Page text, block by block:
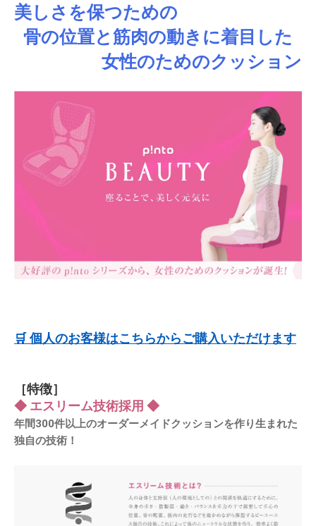
美しさを保つための
骨の位置と筋肉の動きに着目した
女性のためのクッション
🛒 個人のお客様はこちらからご購入いただけます
［特徴］
◆ エスリーム技術採用 ◆
年間300件以上のオーダーメイドクッションを作り生まれた
独自の技術！